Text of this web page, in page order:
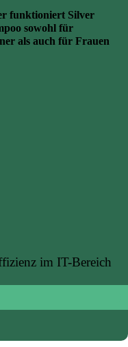
funktioniert Silver
sowohl für
als auch für Frauen
im IT-Bereich